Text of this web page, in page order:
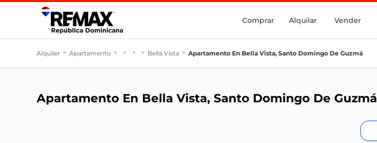
Comprar Alquilar Vender
Alquiler > Apartamento > > > > Bella Vista > Apartamento En Bella Vista, Santo Domingo De Guzmá
Apartamento En Bella Vista, Santo Domingo De Guzmá